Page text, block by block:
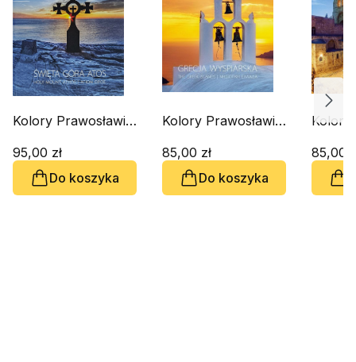
Kolory Prawosławia.
95,00 zł
Do koszyka
Kolory Prawosławia.
85,00 zł
Do koszyka
Kolory
85,00